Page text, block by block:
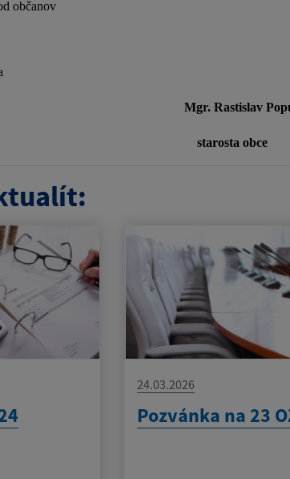
občanov
Mgr. Rastislav
starosta obce
24.03.2026
Pozvánka na 23